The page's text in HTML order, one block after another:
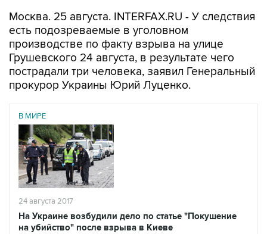
Москва. 25 августа. INTERFAX.RU - У следствия
есть подозреваемые в уголовном
производстве по факту взрыва на улице
Грушевского 24 августа, в результате чего
пострадали три человека, заявил Генеральный
прокурор Украины Юрий Луценко.
В МИРЕ
24 августа 2017
На Украине возбудили дело по статье "Покушение
на убийство" после взрыва в Киеве